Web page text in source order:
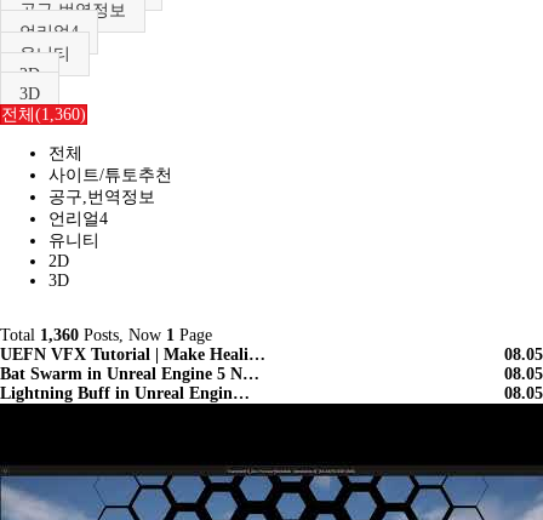
공구,번역정보
언리얼4
유니티
2D
3D
전체(1,360)
전체
사이트/튜토추천
공구,번역정보
언리얼4
유니티
2D
3D
Total 1,360 Posts, Now 1 Page
08.05
UEFN VFX Tutorial | Make Heali…
08.05
Bat Swarm in Unreal Engine 5 N…
08.05
Lightning Buff in Unreal Engin…